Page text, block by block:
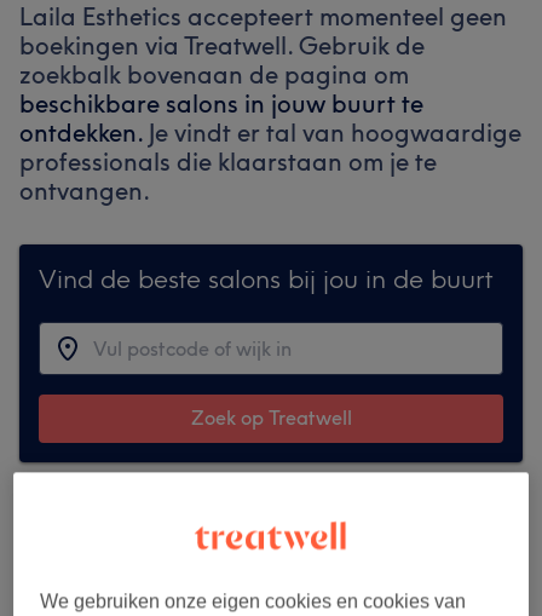
Laila Esthetics accepteert momenteel geen
boekingen via Treatwell. Gebruik de
zoekbalk bovenaan de pagina om
beschikbare salons in jouw buurt te
ontdekken. Je vindt er tal van hoogwaardige
professionals die klaarstaan om je te
ontvangen.
Vind de beste salons bij jou in de buurt
Zoek op Treatwell
We gebruiken onze eigen cookies en cookies van